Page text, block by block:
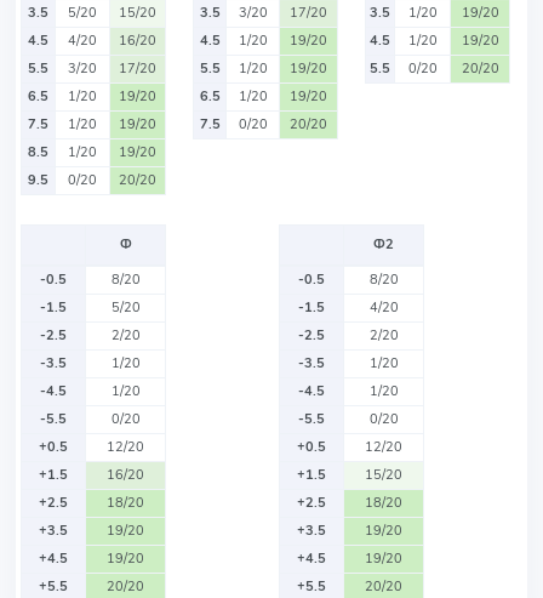
3.5
5/20
15/20
4.5
4/20
16/20
5.5
3/20
17/20
6.5
1/20
19/20
7.5
1/20
19/20
8.5
1/20
19/20
9.5
0/20 20/20
3.5
3/20
17/20
4.5
1/20
19/20
5.5
1/20
19/20
6.5
1/20
19/20
7.5
0/20 20/20
3.5
1/20
19/20
4.5
1/20
19/20
5.5
0/20 20/20
Ф
-0.5
8/20
-1.5
5/20
-2.5
2/20
-3.5
1/20
-4.5
1/20
-5.5
0/20
+0.5
12/20
+1.5
16/20
+2.5
18/20
+3.5
19/20
+4.5
19/20
+5.5
20/20
Ф2
-0.5
8/20
-1.5
4/20
-2.5
2/20
-3.5
1/20
-4.5
1/20
-5.5
0/20
+0.5
12/20
+1.5
15/20
+2.5
18/20
+3.5
19/20
+4.5
19/20
+5.5
20/20